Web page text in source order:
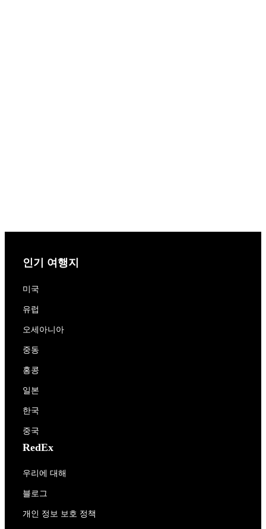
인기 여행지
미국
유럽
오세아니아
중동
홍콩
일본
한국
중국
RedEx
우리에 대해
블로그
개인 정보 보호 정책